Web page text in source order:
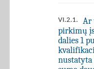
VI.2.1.
Ar
pirkimų
dalies 1
nustatyta